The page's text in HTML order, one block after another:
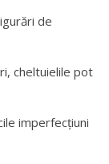
de
cheltuielile pot
imperfecțiuni